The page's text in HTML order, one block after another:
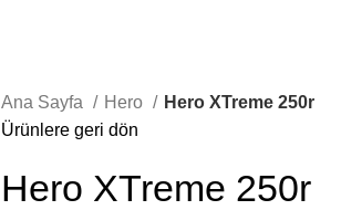
Ana Sayfa Hero
Hero XTreme 250r
Ürünlere geri dön
Hero XTreme 250r